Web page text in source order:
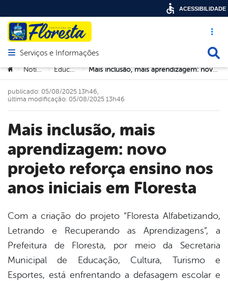
Acesso
Abrir menu principal de navegação
Serviços e Informações
Você está aqui:
> Notícias > Educação > Mais inclusão, mais aprendizagem: novo projeto reforça ensino nos anos iniciais em Floresta
Mais inclusão, mais
aprendizagem: novo
projeto reforça ensino nos
anos iniciais em Floresta
publicado: 05/08/2025 13h46,
última modificação: 05/08/2025 13h46
Com a criação do projeto “Floresta Alfabetizando,
Letrando e Recuperando as Aprendizagens”, a
Prefeitura de Floresta, por meio da Secretaria
Municipal de Educação, Cultura, Turismo e
Esportes, está enfrentando a defasagem escolar e
ACESSIBILIDADE